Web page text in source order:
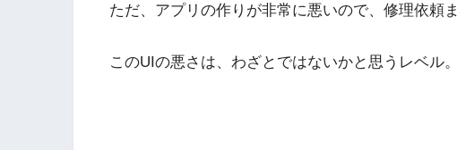
ただ、アプリの作りが非常に悪いので、修理依頼
このUIの悪さは、わざとではないかと思うレベル。